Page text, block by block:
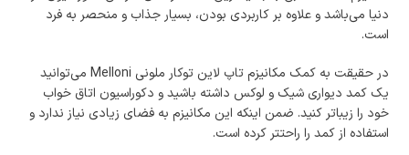
دنیا می­‌باشد و علاوه بر کاربردی بودن، بسیار جذاب و منحصر به فرد
است.
در حقیقت به کمک مکانیزم تاپ لاین توکار ملونی Melloni می­‌توانید
یک کمد دیواری شیک و لوکس داشته باشید و دکوراسیون اتاق خواب
خود را زیباتر کنید. ضمن اینکه این مکانیزم به فضای زیادی نیاز ندارد و
استفاده از کمد را راحت­تر کرده است.